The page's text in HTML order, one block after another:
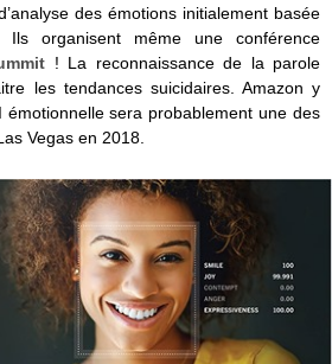
des émotions initialement basée
organisent même une conférence
! La reconnaissance de la parole
les tendances suicidaires. Amazon y
émotionnelle sera probablement une des
Vegas en 2018.